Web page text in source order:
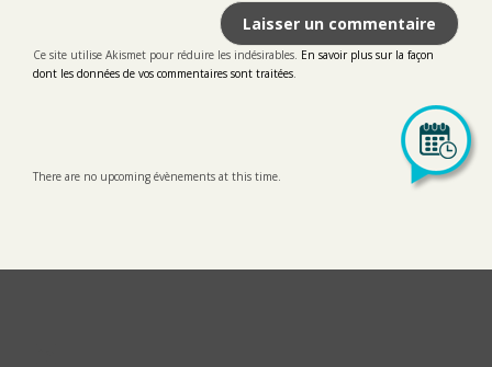
Ce site utilise Akismet pour réduire les indésirables. En savoir plus sur la façon
dont les données de vos commentaires sont traitées
There are no upcoming évènements at this time.